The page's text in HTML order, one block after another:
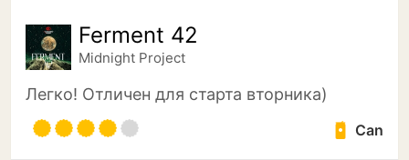
Ferment 42
Midnight Project
Легко! Отличен для старта вторника)
Can